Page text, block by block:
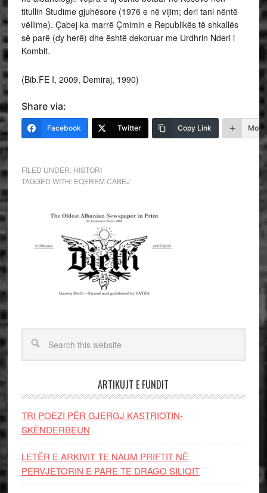
titullin Studime gjuhësore (1976 e në vijim; deri tani nëntë
vëllime). Çabej ka marrë Çmimin e Republikës të shkallës
së parë (dy herë) dhe është dekoruar me Urdhrin Nderi i
Kombit.
(Bib.FE I, 2009, Demiraj, 1990)
Share via:
Facebook Twitter Copy Link More
FILED UNDER: HISTORI
TAGGED WITH: EQEREM CABEJ
ARTIKUJT E FUNDIT
TRI POEZI PËR GJERGJ KASTRIOTIN-
SKËNDERBEUN
LETËR E ARKIVIT TE NAUM PRIFTIT NË
PERVJETORIN E PARE TE DRAGO SILIQIT